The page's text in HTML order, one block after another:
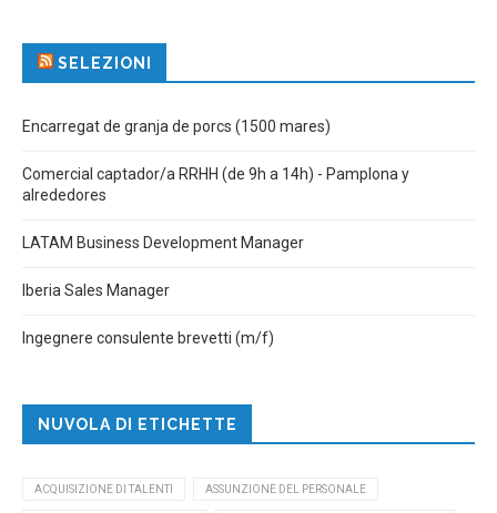
SELEZIONI
Encarregat de granja de porcs (1500 mares)
Comercial captador/a RRHH (de 9h a 14h) - Pamplona y
alrededores
LATAM Business Development Manager
Iberia Sales Manager
Ingegnere consulente brevetti (m/f)
NUVOLA DI ETICHETTE
ACQUISIZIONE DI TALENTI ASSUNZIONE DEL PERSONALE